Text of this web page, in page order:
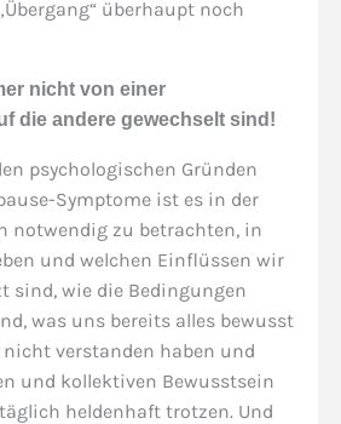
überhaupt noch
nicht von einer
die andere gewechselt sind!
psychologischen Gründen
Symptome ist es in der
notwendig zu betrachten, in
und welchen Einflüssen wir
sind, wie die Bedingungen
was uns bereits alles bewusst
verstanden haben und
und kollektiven Bewusstsein
heldenhaft trotzen. Und